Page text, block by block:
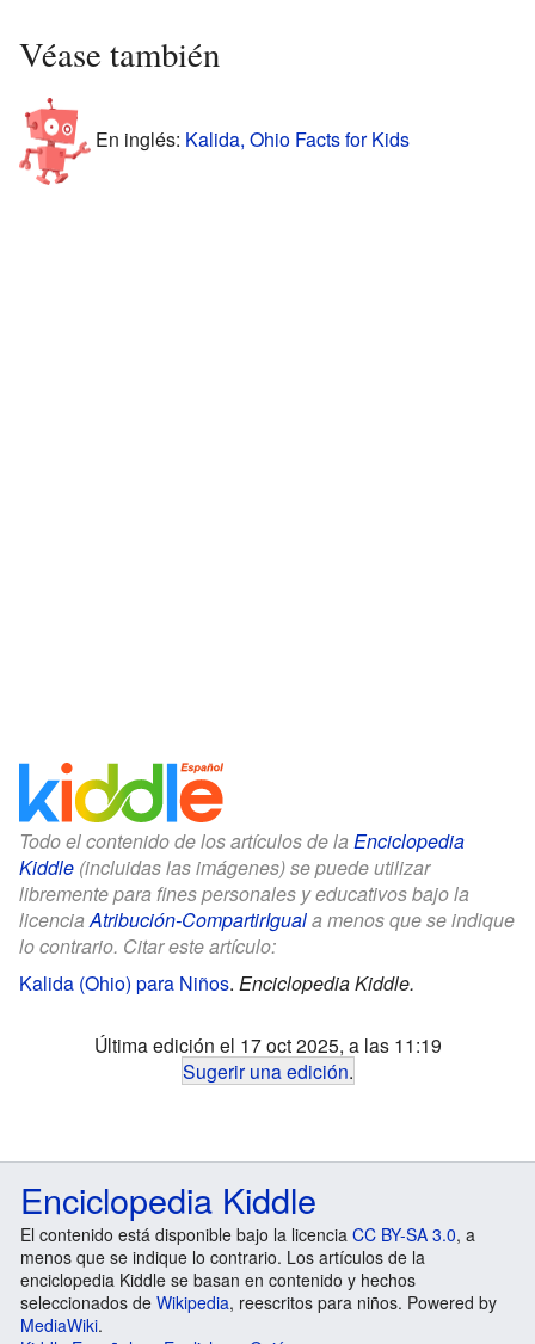
Véase también
En inglés: Kalida, Ohio Facts for Kids
Todo el contenido de los artículos de la Enciclopedia
Kiddle (incluidas las imágenes) se puede utilizar
libremente para fines personales y educativos bajo la
licenciaAtribución-CompartirIguala menos que se indique
lo contrario. Citar este artículo:
Kalida (Ohio) para Niños. Enciclopedia Kiddle.
Última edición el 17 oct 2025, a las 11:19
Sugerir una edición.
Enciclopedia Kiddle
El contenido está disponible bajo la licencia CC BY-SA 3.0, a
menos que se indique lo contrario. Los artículos de la
enciclopedia Kiddle se basan en contenido y hechos
seleccionados de Wikipedia, reescritos para niños. Powered by
MediaWiki.